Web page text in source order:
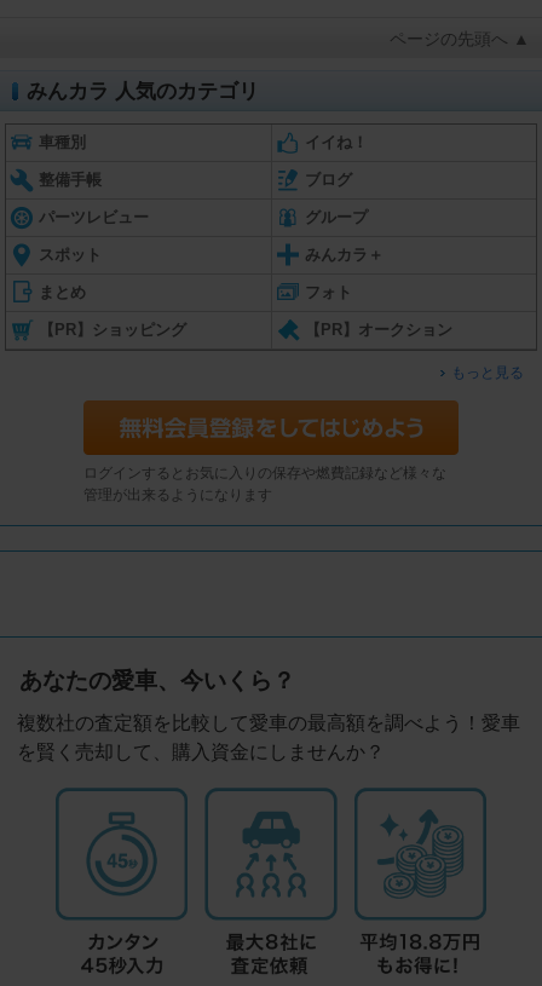
ページの先頭へ ▲
みんカラ 人気のカテゴリ
車種別 イイね！
整備手帳 ブログ
パーツレビュー グループ
スポット みんカラ＋
まとめ フォト
【PR】ショッピング 【PR】オークション
もっと見る
ログインするとお気に入りの保存や燃費記録など様々な
管理が出来るようになります
あなたの愛車、今いくら？
複数社の査定額を比較して愛車の最高額を調べよう！愛車
を賢く売却して、購入資金にしませんか？